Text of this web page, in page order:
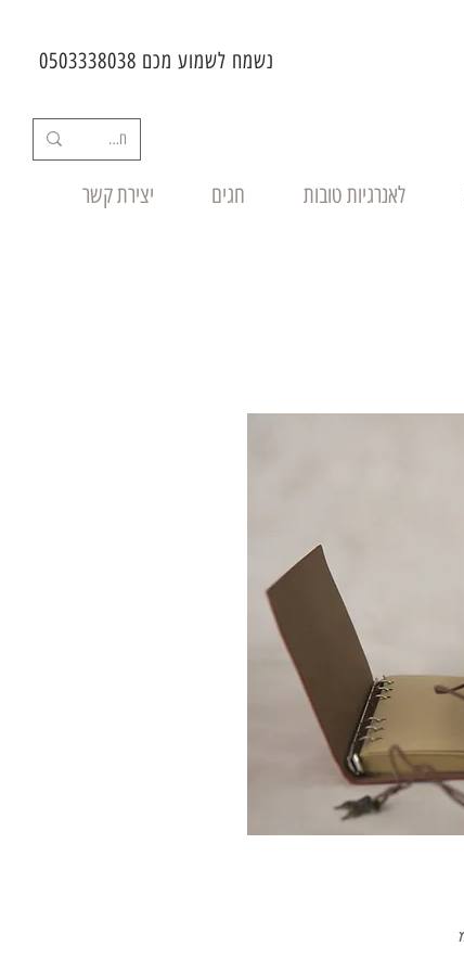
נשמח לשמוע מכם 0503338038
לאנרגיות טובות חגים יצירת קשר